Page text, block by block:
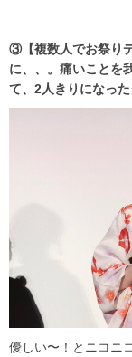
③【複数人でお祭り
に、、。痛いことを
て、2人きりになっ
優しい〜！とニコニ